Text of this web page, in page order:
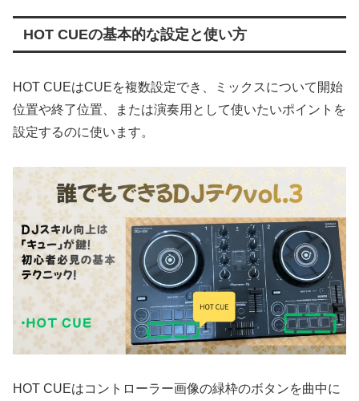
HOT CUEの基本的な設定と使い方
HOT CUEはCUEを複数設定でき、ミックスについて開始
位置や終了位置、または演奏用として使いたいポイントを
設定するのに使います。
HOT CUEはコントローラー画像の緑枠のボタンを曲中に